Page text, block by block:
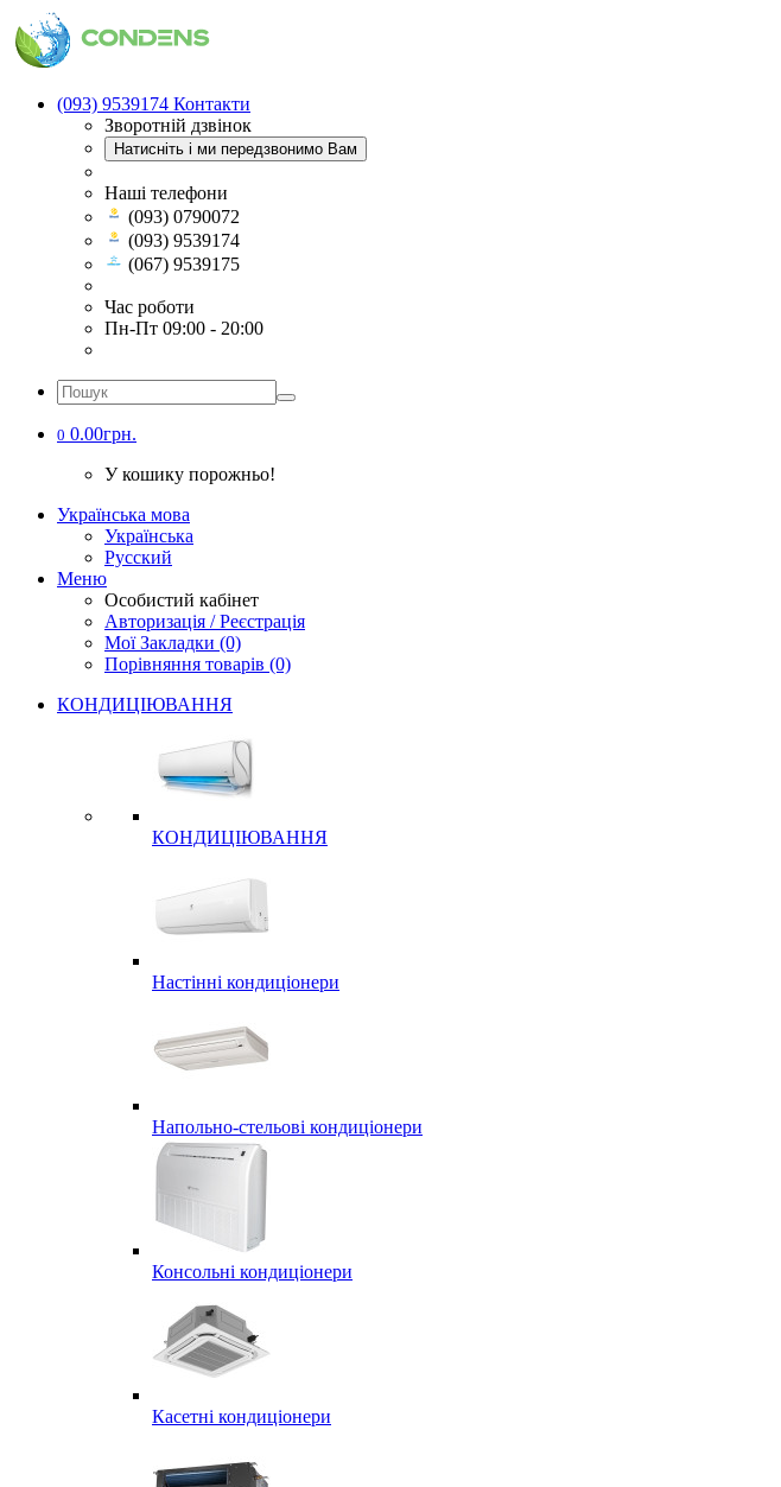
(093) 9539174 Контакти
Зворотній дзвінок
Натисніть і ми передзвонимо Вам
Наші телефони
(093) 0790072
(093) 9539174
(067) 9539175
Час роботи
Пн-Пт 09:00 - 20:00
0 0.00грн.
У кошику порожньо!
Українська мова
Українська
Русский
Меню
Особистий кабінет
Авторизація / Реєстрація
Мої Закладки (0)
Порівняння товарів (0)
КОНДИЦІЮВАННЯ
КОНДИЦІЮВАННЯ
Настінні кондиціонери
Напольно-стельові кондиціонери
Консольні кондиціонери
Касетні кондиціонери